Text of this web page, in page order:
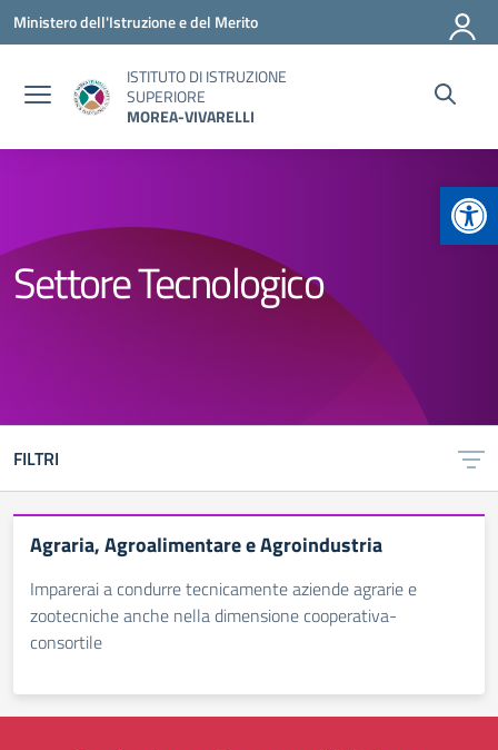
Vai ai contenuti
Vai al menu di navigazione
Vai al footer
Ministero dell'Istruzione e del Merito
ISTITUTO DI ISTRUZIONE
SUPERIORE
MOREA-VIVARELLI
Settore Tecnologico
FILTRI
Agraria, Agroalimentare e Agroindustria
Imparerai a condurre tecnicamente aziende agrarie e
zootecniche anche nella dimensione cooperativa-
consortile